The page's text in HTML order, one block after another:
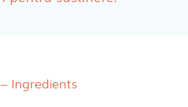
Ingredients